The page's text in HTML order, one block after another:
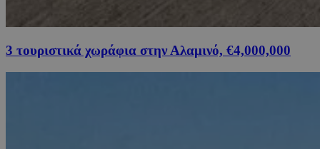
3 τουριστικά χωράφια στην Αλαμινό, €4,000,000